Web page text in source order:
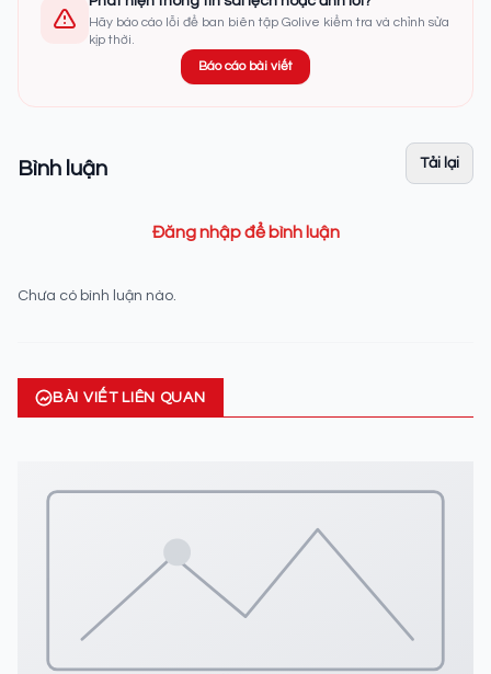
Hãy báo cáo lỗi để ban biên tập Golive kiểm tra và chỉnh sửa
kịp thời.
Báo cáo bài viết
Bình luận Tải lại
Đăng nhập để bình luận
Chưa có bình luận nào.
BÀI VIẾT LIÊN QUAN